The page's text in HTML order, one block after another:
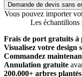
Demande de devis sans
Vous pouvez importer
Les échantillons
Frais de port gratuits à
Visualisez votre design
Commandez
Annulation gratuite
200.000+ arbres plantés